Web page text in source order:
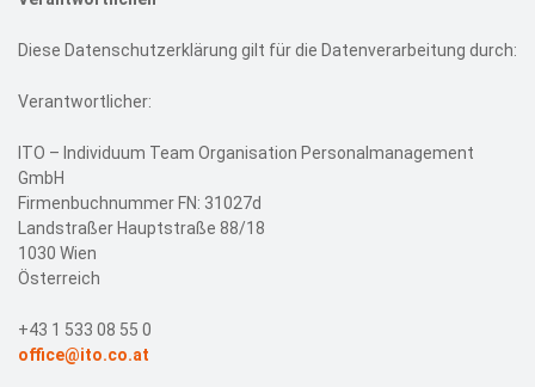
Diese Datenschutzerklärung gilt für die Datenverarbeitung durch:
Verantwortlicher:
ITO – Individuum Team Organisation Personalmanagement
GmbH
Firmenbuchnummer FN: 31027d
Landstraßer Hauptstraße 88/18
1030 Wien
Österreich
+43 1 533 08 55 0
office@ito.co.at